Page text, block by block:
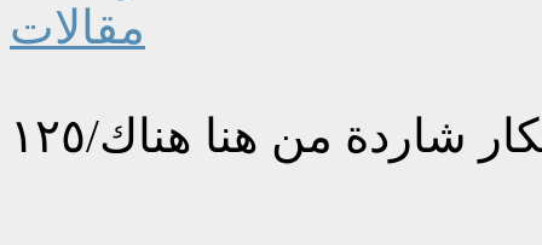
مقالات
شاردة من هنا هناك/١٢٥